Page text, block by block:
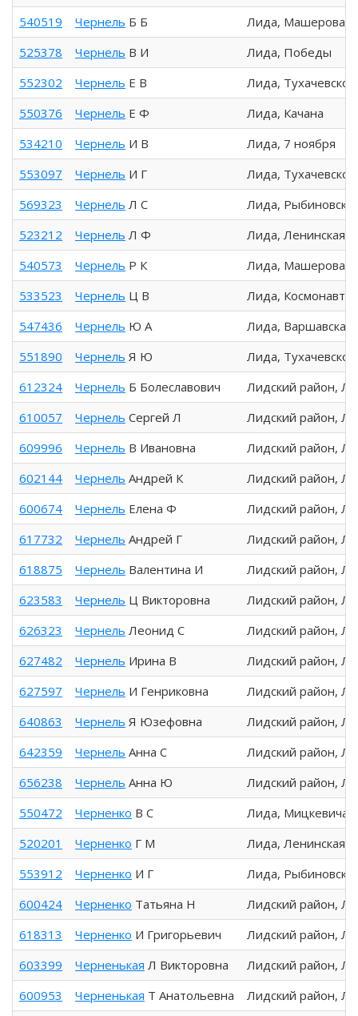
540519
Чернель Б Б
Лида, Машерова
525378
Чернель В И
Лида, Победы
552302
Чернель Е В
Лида,
550376
Чернель Е Ф
Лида, Качана
534210
Чернель И В
Лида, 7 ноября
553097
Чернель И Г
Лида,
569323
Чернель Л С
Лида,
523212
Чернель Л Ф
Лида, Ленинская
540573
Чернель Р К
Лида, Машерова
533523
Чернель Ц В
Лида, Космонавтов
547436
Чернель Ю А
Лида, Варшавская
551890
Чернель Я Ю
Лида,
612324
Чернель Б Болеславович
Лидский район,
610057
Чернель Сергей Л
Лидский район,
609996
Чернель В Ивановна
Лидский район,
602144
Чернель Андрей К
Лидский район,
600674
Чернель Елена Ф
Лидский район,
617732
Чернель Андрей Г
Лидский район,
618875
Чернель Валентина И
Лидский район,
623583
Чернель Ц Викторовна
Лидский район,
626323
Чернель Леонид С
Лидский район,
627482
Чернель Ирина В
Лидский район,
627597
Чернель И Генриковна
Лидский район,
640863
Чернель Я Юзефовна
Лидский район,
642359
Чернель Анна С
Лидский район,
656238
Чернель Анна Ю
Лидский район,
550472
Черненко В С
Лида, Мицкевича
520201
Черненко Г М
Лида, Ленинская
553912
Черненко И Г
Лида,
600424
Черненко Татьяна Н
Лидский район,
618313
Черненко И Григорьевич
Лидский район,
603399
Черненькая Л Викторовна
Лидский район,
600953
Черненькая Т Анатольевна
Лидский район,